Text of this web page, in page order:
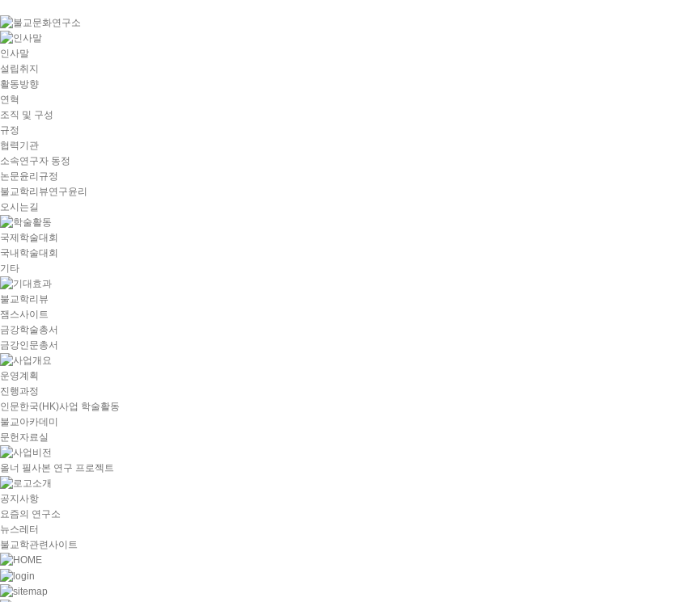
Local
Navigation
goto
Service
goto
copyright
인사말
설립취지
활동방향
연혁
조직 및 구성
규정
협력기관
소속연구자 동정
논문윤리규정
불교학리뷰연구윤리
오시는길
국제학술대회
국내학술대회
기타
불교학리뷰
잼스사이트
금강학술총서
금강인문총서
운영계획
진행과정
인문한국(HK)사업 학술활동
불교아카데미
문헌자료실
올너 필사본 연구 프로젝트
공지사항
요즘의 연구소
뉴스레터
불교학관련사이트